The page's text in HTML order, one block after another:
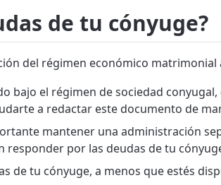
de tu cónyuge?
del régimen económico matrimonial
bajo el régimen de sociedad
a redactar este documento de
mantener una administración
responder por las deudas de tu
de tu cónyuge, a menos que estés